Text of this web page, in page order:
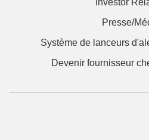
Presse/
Système de lanceurs
Devenir fournisseur